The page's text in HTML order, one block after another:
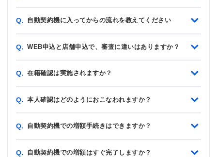
Q. 自動契約機に入ってからの流れを教えてください
Q. WEB申込と店舗申込で、審査に違いはありますか？
Q. 在籍確認は実施されますか？
Q. 本人確認はどのようにおこなわれますか？
Q. 自動契約機での増額手続きはできますか？
Q. 自動契約機での増額はすぐ完了しますか？